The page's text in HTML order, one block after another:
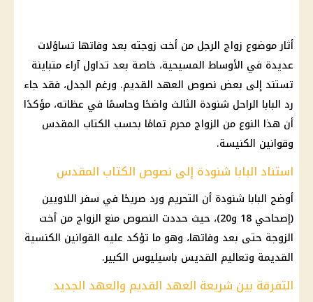
أثار موضوع زواج الرجل من أخت زوجته بعد وفاتها تساؤلات
عديدة في الأوساط المسيحية، خاصة بعد تداول آراء متباينة
تستند إلى بعض نصوص العهد القديم. ورغم الجدل، فقد جاء
رد البابا الراحل شنودة الثالث واضحًا وحاسمًا في عظاته، مؤكدًا
أن هذا النوع من الزواج محرم تمامًا بحسب الكتاب المقدس
وقوانين الكنيسة.
استناد البابا شنودة إلى نصوص الكتاب المقدس
أوضح البابا شنودة أن التحريم ورد صريحًا في سفر اللاويين
(إصحاحي 18 و20)، حيث حددت النصوص منع الزواج من أخت
الزوجة حتى بعد وفاتها، وهو ما تؤكد عليه القوانين الكنسية
القديمة وتعاليم القديس باسيليوس الكبير.
التفرقة بين شريعة العهد القديم والعهد الجديد